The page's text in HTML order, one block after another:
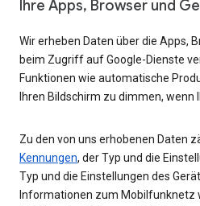
Ihre Apps, Browser und
Wir erheben Daten über die Apps,
beim Zugriff auf Google-Dienste
Funktionen wie automatische
Ihren Bildschirm zu dimmen, wenn
Zu den von uns erhobenen Daten
Kennungen, der Typ und die
Typ und die Einstellungen des
Informationen zum Mobilfunknetz